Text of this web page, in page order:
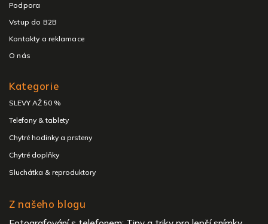
Podpora
Vstup do B2B
Kontakty a reklamace
O nás
Kategorie
SLEVY AŽ 50 %
Telefony & tablety
Chytré hodinky a prsteny
Chytré doplňky
Sluchátka & reproduktory
Z našeho blogu